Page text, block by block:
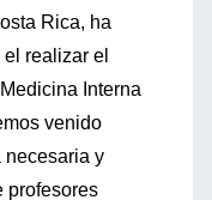
Rica, ha
realizar el
Interna
venido
necesaria y
profesores